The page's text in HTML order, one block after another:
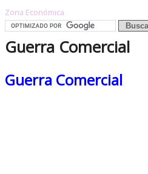
Zona Económica
Guerra Comercial
Guerra Comercial